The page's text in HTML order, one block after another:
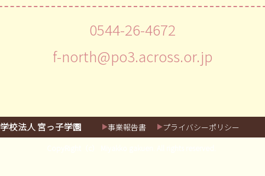
0544-26-4672
f-north@po3.across.or.jp
学校法人 宮っ子学園 事業報告書 プライバシーポリシー